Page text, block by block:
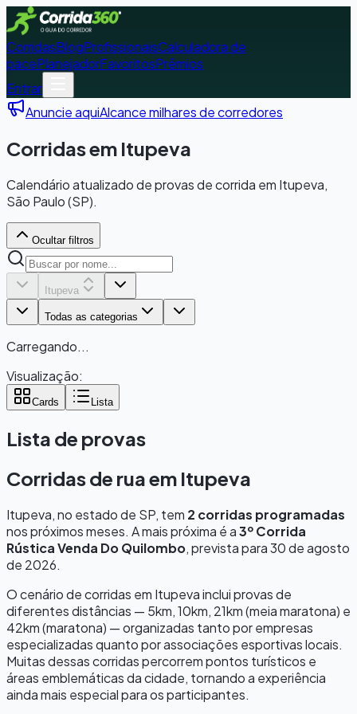
CorridasBlogProfissionaisCalculadora de
pacePlanejadorFavoritosPrêmios
Entrar
Anuncie aquiAlcance milhares de corredores
Corridas em Itupeva
Calendário atualizado de provas de corrida em Itupeva,
São Paulo (SP).
Ocultar filtros
Itupeva
Todas as categorias
Carregando...
Visualização:
Cards Lista
Lista de provas
Corridas de rua em Itupeva
Itupeva, no estado de SP, tem 2 corridas programadas
nos próximos meses. A mais próxima é a3º Corrida
Rústica Venda Do Quilombo, prevista para30 de agosto
de 2026.
O cenário de corridas em Itupevainclui provas de
diferentes distâncias — 5km, 10km, 21km (meia maratona) e
42km (maratona) — organizadas tanto por empresas
especializadas quanto por associações esportivas locais.
Muitas dessas corridas percorrem pontos turísticos e
áreas emblemáticas da cidade, tornando a experiência
ainda mais especial para os participantes.